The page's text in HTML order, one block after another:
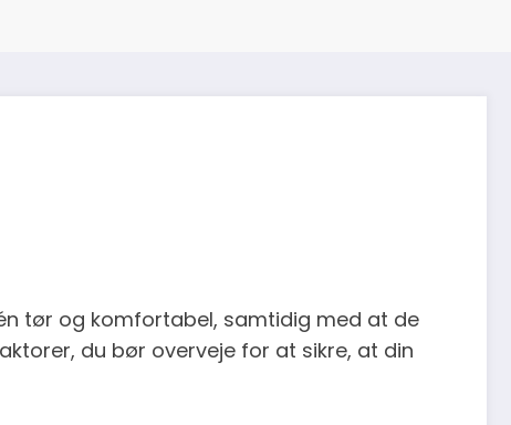
tør og komfortabel, samtidig med at de
du bør overveje for at sikre, at din